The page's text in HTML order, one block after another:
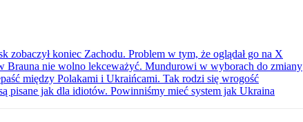
zobaczył koniec Zachodu. Problem w tym, że oglądał go na X
Brauna nie wolno lekceważyć. Mundurowi w wyborach do zmiany
między Polakami i Ukraińcami. Tak rodzi się wrogość
pisane jak dla idiotów. Powinniśmy mieć system jak Ukraina